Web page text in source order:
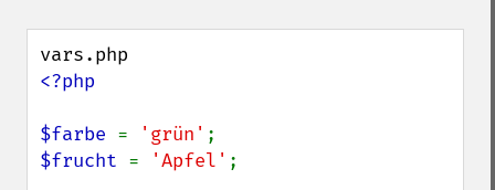
<?php
$farbe = 'grün'
$frucht = 'Apfel' ;